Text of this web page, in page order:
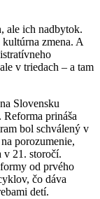
ale ich nadbytok.
zmena. A
v triedach – a tam
Slovensku
prináša
bol schválený v
porozumenie,
v 21. storočí.
od prvého
čo dáva
detí.